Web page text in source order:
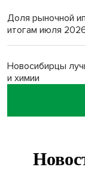
Доля рыночной
итогам июля
Новосибирцы
и химии
Нейросеть для
Двум бойцам